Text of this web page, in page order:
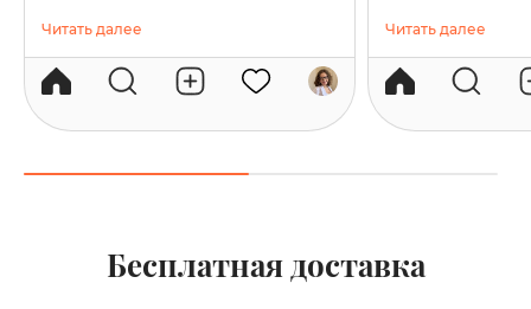
Читать далее Читать далее
Бесплатная доставка